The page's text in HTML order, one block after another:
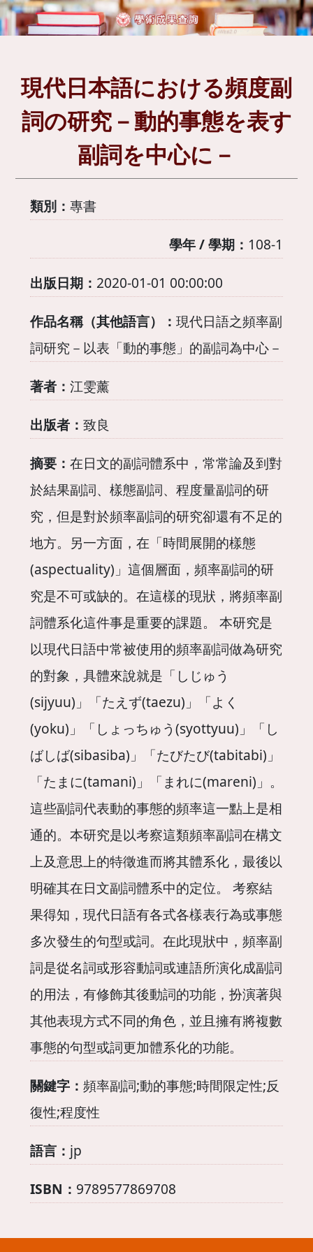
現代日本語における頻度副
詞の研究－動的事態を表す
副詞を中心に－
類別： 專書
學年 / 學期： 108-1
出版日期： 2020-01-01 00:00:00
作品名稱（其他語言）： 現代日語之頻率副
詞研究－以表「動的事態」的副詞為中心－
著者： 江雯薰
出版者： 致良
摘要： 在日文的副詞體系中，常常論及到對
於結果副詞、樣態副詞、程度量副詞的研
究，但是對於頻率副詞的研究卻還有不足的
地方。另一方面，在「時間展開的樣態
(aspectuality)」這個層面，頻率副詞的研
究是不可或缺的。在這樣的現狀，將頻率副
詞體系化這件事是重要的課題。 本研究是
以現代日語中常被使用的頻率副詞做為研究
的對象，具體來說就是「しじゅう
(sijyuu)」「たえず(taezu)」「よく
(yoku)」「しょっちゅう(syottyuu)」「し
ばしば(sibasiba)」「たびたび(tabitabi)」
「たまに(tamani)」「まれに(mareni)」。
這些副詞代表動的事態的頻率這一點上是相
通的。本研究是以考察這類頻率副詞在構文
上及意思上的特徵進而將其體系化，最後以
明確其在日文副詞體系中的定位。 考察結
果得知，現代日語有各式各樣表行為或事態
多次發生的句型或詞。在此現狀中，頻率副
詞是從名詞或形容動詞或連語所演化成副詞
的用法，有修飾其後動詞的功能，扮演著與
其他表現方式不同的角色，並且擁有將複數
事態的句型或詞更加體系化的功能。
關鍵字： 頻率副詞;動的事態;時間限定性;反
復性;程度性
語言： jp
ISBN： 9789577869708